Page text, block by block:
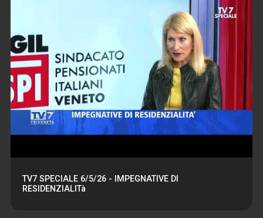
TV7 SPECIALE 6/5/26 - IMPEGNATIVE DI
RESIDENZIALITà